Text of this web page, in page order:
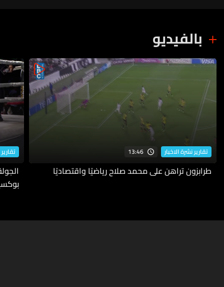
بالفيديو
تقارير نشرة الاخبار 13:46
طرابزون تراهن على محمد صلاح رياضيًا واقتصاديًا